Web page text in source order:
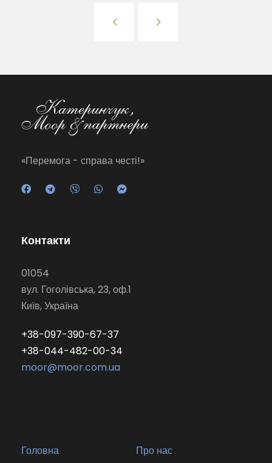
«Перемога - справа честі!»
Контакти
01054
вул. Гоголівська, 23, оф.1
Київ, Україна
+38-097-390-67-37
+38-044-482-00-34
moor@moor.com.ua
Головна Про нас